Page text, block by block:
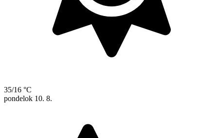
35/16 °C
pondelok 10. 8.